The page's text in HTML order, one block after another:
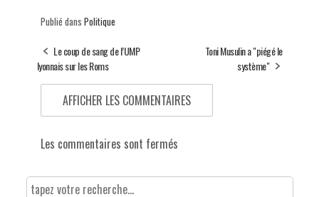
Publié dans Politique
Le coup de sang de l’UMP
lyonnais sur les Roms
Toni Musulin a "piégé le
système"
AFFICHER LES COMMENTAIRES
Les commentaires sont fermés